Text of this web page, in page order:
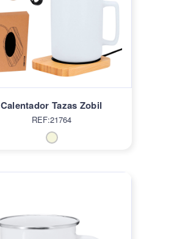
Calentador Tazas Zobil
REF:21764